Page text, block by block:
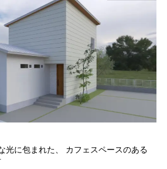
光に包まれた、 カフェスペースのある